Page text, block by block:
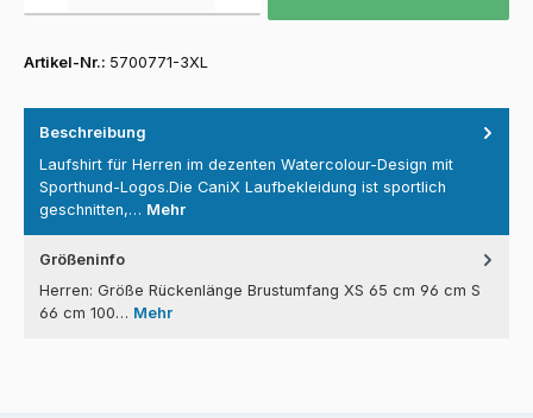
Artikel-Nr.: 5700771-3XL
Beschreibung
Laufshirt für Herren im dezenten Watercolour-Design mit
Sporthund-Logos.Die CaniX Laufbekleidung ist sportlich
geschnitten,… Mehr
Größeninfo
Herren: Größe Rückenlänge Brustumfang XS 65 cm 96 cm S
66 cm 100… Mehr